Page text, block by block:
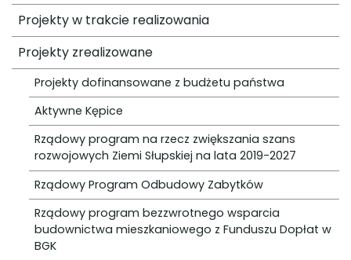
Projekty w trakcie realizowania
Projekty zrealizowane
Projekty dofinansowane z budżetu państwa
Aktywne Kępice
Rządowy program na rzecz zwiększania szans
rozwojowych Ziemi Słupskiej na lata 2019-2027
Rządowy Program Odbudowy Zabytków
Rządowy program bezzwrotnego wsparcia
budownictwa mieszkaniowego z Funduszu Dopłat w
BGK